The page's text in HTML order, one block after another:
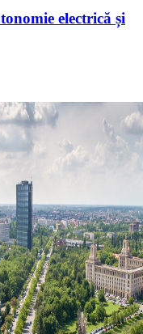
electrică și